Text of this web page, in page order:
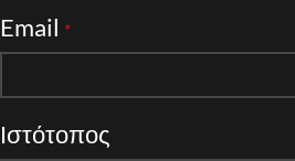
Email *
Ιστότοπος